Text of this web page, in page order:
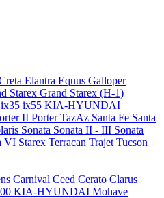
Elantra Equus Galloper
Starex Grand Starex (H-1)
ix35 ix55 KIA-HYUNDAI
II Porter TazAz Santa Fe Santa
Sonata Sonata II - III Sonata
VI Starex Terracan Trajet Tucson
Carnival Ceed Cerato Clarus
KIA-HYUNDAI Mohave